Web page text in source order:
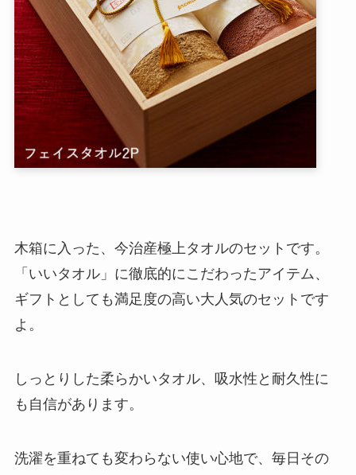
木箱に入った、今治産極上タオルのセットです。
「いいタオル」に徹底的にこだわったアイテム、
ギフトとしても満足度の高い大人気のセットです
よ。
しっとりした柔らかいタオル、吸水性と耐久性に
も自信があります。
洗濯を重ねても変わらない使い心地で、毎日その